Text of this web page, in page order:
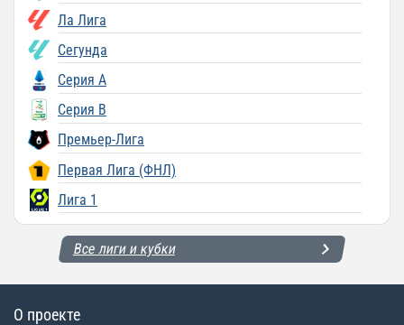
Ла Лига
Сегунда
Серия A
Серия B
Премьер-Лига
Первая Лига (ФНЛ)
Лига 1
Все лиги и кубки
О проекте